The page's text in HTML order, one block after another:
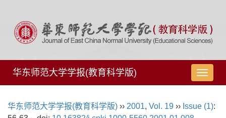
导
航
换
华东师范大学学报(教育科学版)
华东师范大学学报(教育科学版) ›› 2001, Vol. 19 ›› Issue (1):